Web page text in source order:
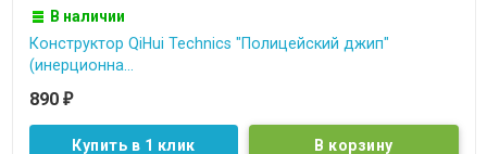
В наличии
Конструктор QiHui Technics "Полицейский джип"
(инерционна...
890 ₽
Купить в 1 клик